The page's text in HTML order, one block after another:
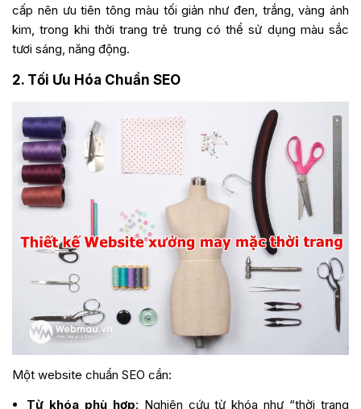
cấp nên ưu tiên tông màu tối giản như đen, trắng, vàng ánh
kim, trong khi thời trang trẻ trung có thể sử dụng màu sắc
tươi sáng, năng động.
2. Tối Ưu Hóa Chuẩn SEO
Một website chuẩn SEO cần:
Từ khóa phù hợp: Nghiên cứu từ khóa như “thời trang